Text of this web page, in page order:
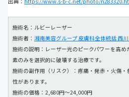
施術名：ルビーレーザー
施術者： 湘南美容グループ 皮膚科全体統括 西
施術の説明：レーザー光のピークパワーを高
素のみを選択的に破壊する治療です。
施術の副作用（リスク）：疼痛・発赤・火傷
性があります。
施術の価格：2,680円～24,000円